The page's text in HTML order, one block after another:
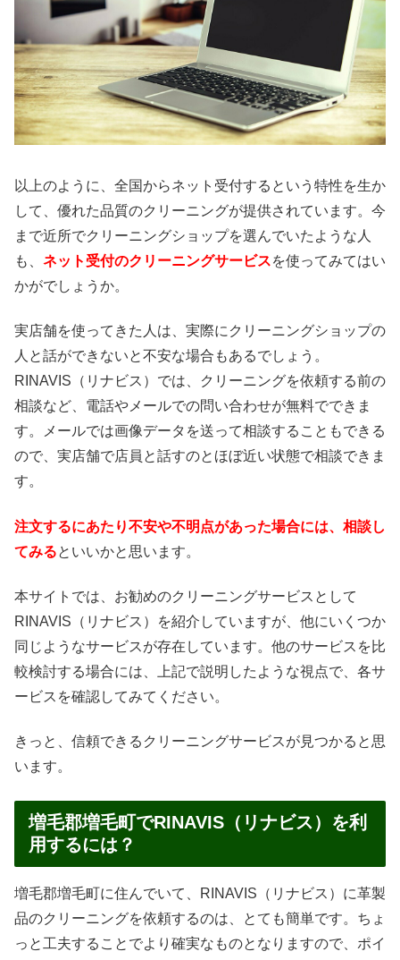
以上のように、全国からネット受付するという特性を生か
して、優れた品質のクリーニングが提供されています。今
まで近所でクリーニングショップを選んでいたような人
も、 ネット受付のクリーニングサービスを使ってみてはい
かがでしょうか。
実店舗を使ってきた人は、実際にクリーニングショップの
人と話ができないと不安な場合もあるでしょう。
RINAVIS（リナビス）では、クリーニングを依頼する前の
相談など、電話やメールでの問い合わせが無料でできま
す。メールでは画像データを送って相談することもできる
ので、実店舗で店員と話すのとほぼ近い状態で相談できま
す。
注文するにあたり不安や不明点があった場合には、相談し
てみるといいかと思います。
本サイトでは、お勧めのクリーニングサービスとして
RINAVIS（リナビス）を紹介していますが、他にいくつか
同じようなサービスが存在しています。他のサービスを比
較検討する場合には、上記で説明したような視点で、各サ
ービスを確認してみてください。
きっと、信頼できるクリーニングサービスが見つかると思
います。
増毛郡増毛町でRINAVIS（リナビス）を利
用するには？
増毛郡増毛町に住んでいて、RINAVIS（リナビス）に革製
品のクリーニングを依頼するのは、とても簡単です。ちょ
っと工夫することでより確実なものとなりますので、ポイ